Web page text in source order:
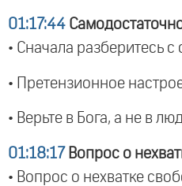
01:17:44
• Сначала разберитесь
• Претензионное
• Верьте в Бога, а не в
01:18:17 Вопрос о
• Вопрос о нехватке